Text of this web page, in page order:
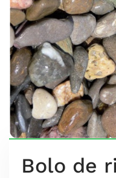
Bolo de rio Nº 1 /